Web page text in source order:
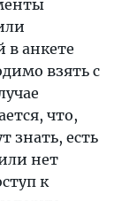
в анкете
взять с
что,
знать, есть
нет
к